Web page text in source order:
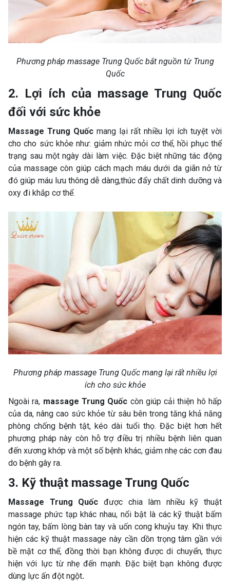
Phương pháp massage Trung Quốc bắt nguồn từ Trung
Quốc
2. Lợi ích của massage Trung Quốc
đối với sức khỏe
Massage Trung Quốc mang lại rất nhiều lợi ích tuyệt vời
cho cho sức khỏe như: giảm nhức mỏi cơ thể, hồi phục thể
trạng sau một ngày dài làm việc. Đặc biệt những tác động
của massage còn giúp cách mạch máu dưới da giãn nở từ
đó giúp máu lưu thông dễ dàng,thúc đẩy chất dinh dưỡng và
oxy đi khắp cơ thể.
Phương pháp massage Trung Quốc mang lại rất nhiều lợi
ích cho sức khỏe
Ngoài ra, massage Trung Quốc còn giúp cải thiện hô hấp
của da, nâng cao sức khỏe từ sâu bên trong tăng khả năng
phòng chống bệnh tật, kéo dài tuổi thọ. Đặc biệt hơn hết
phương pháp này còn hỗ trợ điều trị nhiều bệnh liên quan
đến xương khớp và một số bệnh khác, giảm nhẹ các cơn đau
do bệnh gây ra.
3. Kỹ thuật massage Trung Quốc
Massage Trung Quốc được chia làm nhiều kỹ thuật
massage phức tạp khác nhau, nổi bật là các kỹ thuật bấm
ngón tay, bấm lòng bàn tay và uốn cong khuỷu tay. Khi thực
hiện các kỹ thuật massage này cần dồn trọng tâm gần với
bề mặt cơ thể, đồng thời bạn không được di chuyển, thực
hiện với lực từ nhẹ đến mạnh. Đặc biệt bạn không được
dùng lực ấn đột ngột.